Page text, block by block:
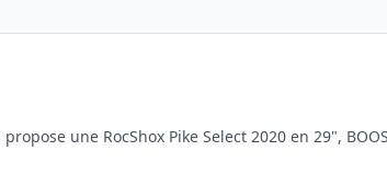
une RocShox Pike Select 2020 en 29",